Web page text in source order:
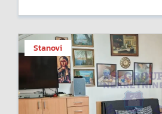
Stanovi